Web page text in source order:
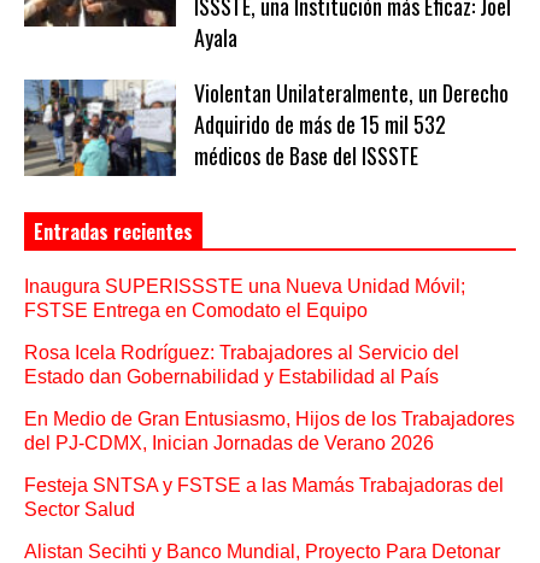
ISSSTE, una Institución más Eficaz: Joel
Ayala
Violentan Unilateralmente, un Derecho
Adquirido de más de 15 mil 532
médicos de Base del ISSSTE
Entradas recientes
Inaugura SUPERISSSTE una Nueva Unidad Móvil;
FSTSE Entrega en Comodato el Equipo
Rosa Icela Rodríguez: Trabajadores al Servicio del
Estado dan Gobernabilidad y Estabilidad al País
En Medio de Gran Entusiasmo, Hijos de los Trabajadores
del PJ-CDMX, Inician Jornadas de Verano 2026
Festeja SNTSA y FSTSE a las Mamás Trabajadoras del
Sector Salud
Alistan Secihti y Banco Mundial, Proyecto Para Detonar